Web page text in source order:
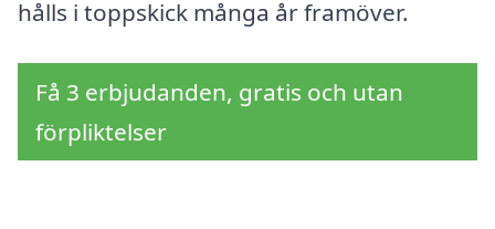
hålls i toppskick många år framöver.
Få 3 erbjudanden, gratis och utan
förpliktelser